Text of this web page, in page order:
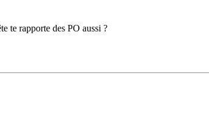
te rapporte des PO aussi ?